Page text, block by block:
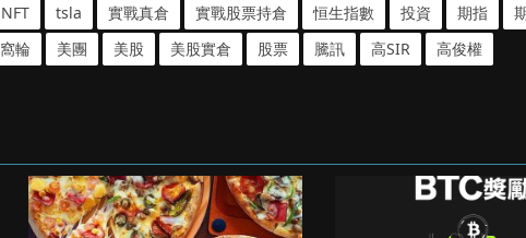
NFT tsla 實戰真倉 實戰股票持倉 恒生指數 投資 期指
窩輪 美團 美股 美股實倉 股票 騰訊 高SIR 高俊權